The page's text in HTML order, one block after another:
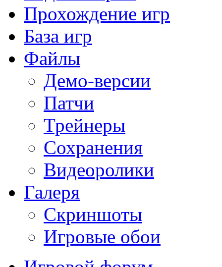
Прохождение игр
База игр
Файлы
Демо-версии
Патчи
Трейнеры
Сохранения
Видеоролики
Галеря
Скриншоты
Игровые обои